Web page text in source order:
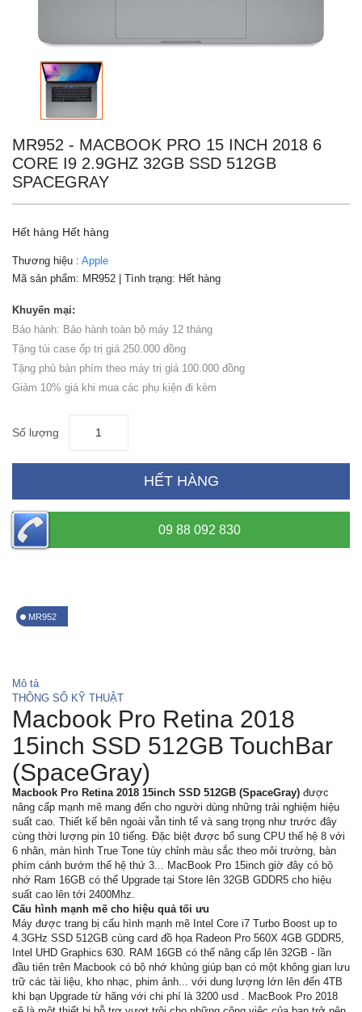
MR952 - MACBOOK PRO 15 INCH 2018 6
CORE I9 2.9GHZ 32GB SSD 512GB
SPACEGRAY
Hết hàng Hết hàng
Thương hiệu : Apple
Mã sản phẩm: MR952 | Tình trạng: Hết hàng
Khuyến mại:
Bảo hành: Bảo hành toàn bộ máy 12 tháng
Tặng túi case ốp trị giá 250.000 đồng
Tặng phủ bàn phím theo máy trị giá 100.000 đồng
Giảm 10% giá khi mua các phụ kiện đi kèm
Số lượng
HẾT HÀNG
09 88 092 830
MR952
Mô tả
THÔNG SỐ KỸ THUẬT
Macbook Pro Retina 2018
15inch SSD 512GB TouchBar
(SpaceGray)
Macbook Pro Retina 2018 15inch SSD 512GB (SpaceGray) được
nâng cấp mạnh mẽ mang đến cho người dùng những trải nghiệm hiệu
suất cao. Thiết kế bên ngoài vẫn tinh tế và sang trọng như trước đây
cùng thời lượng pin 10 tiếng. Đặc biệt được bổ sung CPU thế hệ 8 với
6 nhân, màn hình True Tone tùy chỉnh màu sắc theo môi trường, bàn
phím cánh bướm thế hệ thứ 3... MacBook Pro 15inch giờ đây có bộ
nhớ Ram 16GB có thể Upgrade tại Store lên 32GB GDDR5 cho hiệu
suất cao lên tới 2400Mhz.
Cấu hình mạnh mẽ cho hiệu quả tối ưu
Máy được trang bị cấu hình mạnh mẽ Intel Core i7 Turbo Boost up to
4.3GHz SSD 512GB cùng card đồ họa Radeon Pro 560X 4GB GDDR5,
Intel UHD Graphics 630. RAM 16GB có thể nâng cấp lên 32GB - lần
đầu tiên trên Macbook có bộ nhớ khủng giúp bạn có một không gian lưu
trữ các tài liệu, kho nhạc, phim ảnh... với dung lượng lớn lên đến 4TB
khi bạn Upgrade từ hãng với chi phí là 3200 usd . MacBook Pro 2018